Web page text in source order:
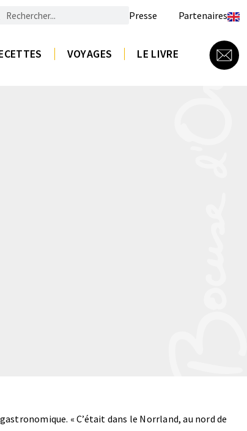
Presse Partenaires
VOYAGES LE LIVRE
« C’était dans le Norrland, au nord de